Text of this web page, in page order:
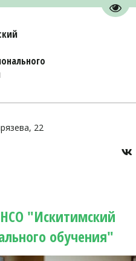
22
"Искитимский
обучения"